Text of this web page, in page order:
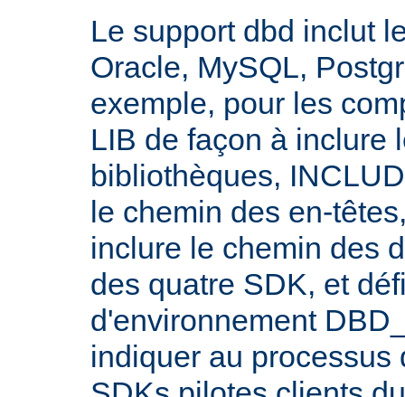
Le support dbd inclut
Oracle, MySQL,
exemple, pour les
LIB de façon à inclure
bibliothèques,
le chemin des en-
inclure le chemin des
des quatre SDK, et
d'environnement
indiquer au